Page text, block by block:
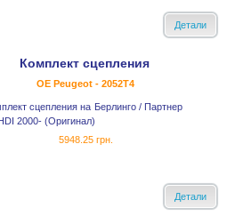
Детали
Комплект сцепления
OE Peugeot - 2052T4
сцепления на Берлинго / Партнер
2000- (Оригинал)
5948.25 грн.
Детали